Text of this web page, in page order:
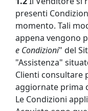
presenti
momento. Tali
appena vengono
e Condizioni" del
"Assistenza"
Clienti consultare
aggiornate prima
Le Condizioni